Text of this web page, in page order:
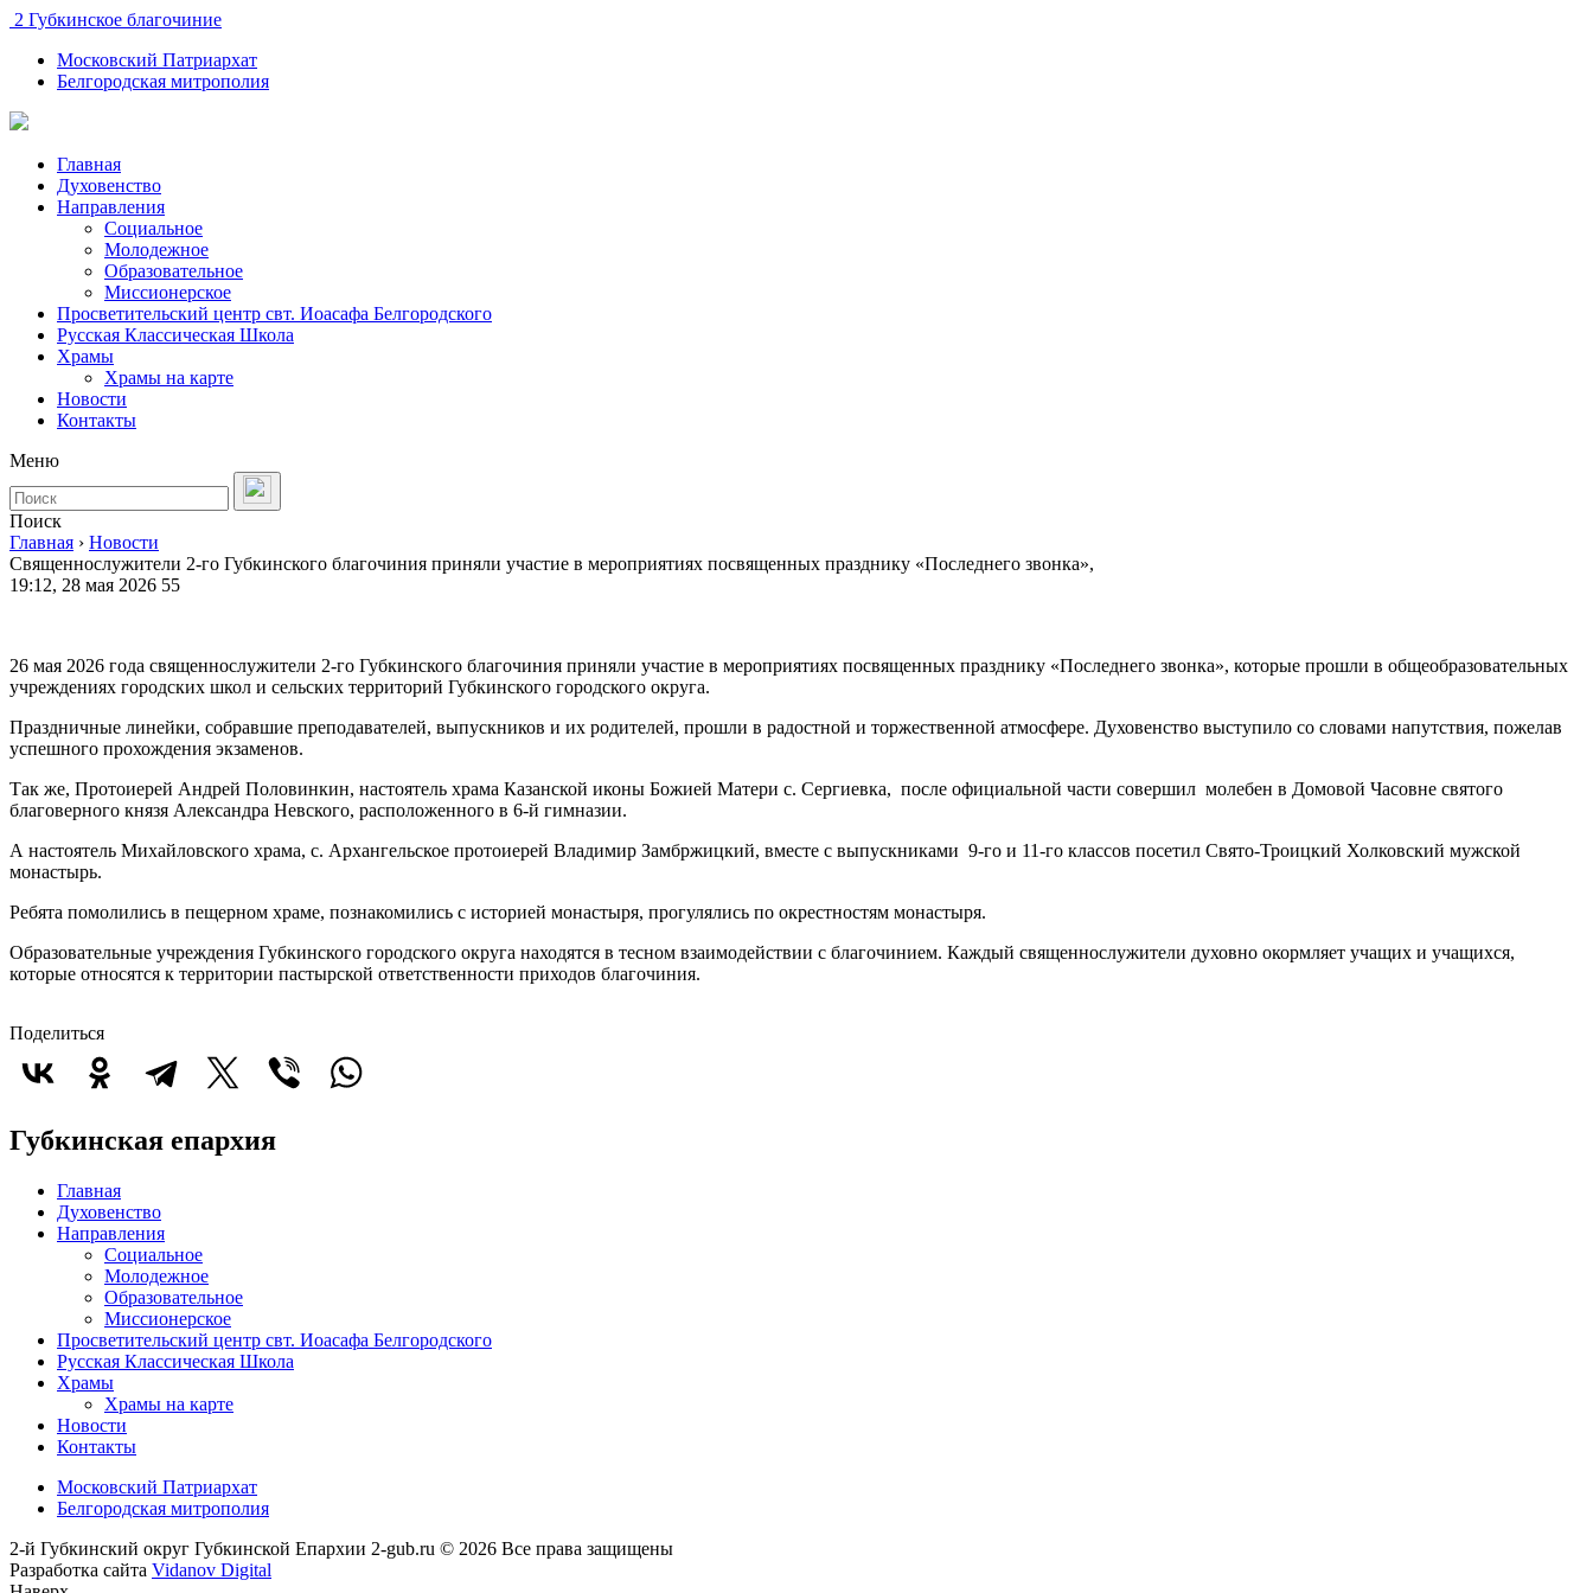
2 Губкинское благочиние
Московский Патриархат
Белгородская митрополия
Главная
Духовенство
Направления
Социальное
Молодежное
Образовательное
Миссионерское
Просветительский центр свт. Иоасафа Белгородского
Русская Классическая Школа
Храмы
Храмы на карте
Новости
Контакты
Меню
Поиск
Главная › Новости
Священнослужители 2-го Губкинского благочиния приняли участие в мероприятиях посвященных празднику «Последнего звонка»,
19:12, 28 мая 2026 55
26 мая 2026 года священнослужители 2-го Губкинского благочиния приняли участие в мероприятиях посвященных празднику «Последнего звонка», которые прошли в общеобразовательных
учреждениях городских школ и сельских территорий Губкинского городского округа.
Праздничные линейки, собравшие преподавателей, выпускников и их родителей, прошли в радостной и торжественной атмосфере. Духовенство выступило со словами напутствия, пожелав
успешного прохождения экзаменов.
Так же, Протоиерей Андрей Половинкин, настоятель храма Казанской иконы Божией Матери с. Сергиевка, после официальной части совершил молебен в Домовой Часовне святого
благоверного князя Александра Невского, расположенного в 6-й гимназии.
А настоятель Михайловского храма, с. Архангельское протоиерей Владимир Замбржицкий, вместе с выпускниками 9-го и 11-го классов посетил Свято-Троицкий Холковский мужской
монастырь.
Ребята помолились в пещерном храме, познакомились с историей монастыря, прогулялись по окрестностям монастыря.
Образовательные учреждения Губкинского городского округа находятся в тесном взаимодействии с благочинием. Каждый священнослужители духовно окормляет учащих и учащихся,
которые относятся к территории пастырской ответственности приходов благочиния.
Поделиться
Губкинская епархия
Главная
Духовенство
Направления
Социальное
Молодежное
Образовательное
Миссионерское
Просветительский центр свт. Иоасафа Белгородского
Русская Классическая Школа
Храмы
Храмы на карте
Новости
Контакты
Московский Патриархат
Белгородская митрополия
2-й Губкинский округ Губкинской Епархии 2-gub.ru © 2026 Все права защищены
Разработка сайта Vidanov Digital